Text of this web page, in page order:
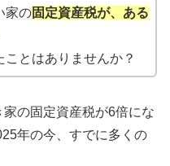
家の固定資産税が、ある
とはありませんか？
の固定資産税が6倍にな
年の今、すでに多くの